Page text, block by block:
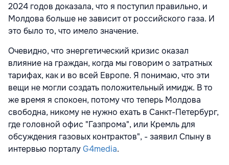
2024 годов доказала, что я поступил правильно, и
Молдова больше не зависит от российского газа. И
это было то, что имело значение.
Очевидно, что энергетический кризис оказал
влияние на граждан, когда мы говорим о затратных
тарифах, как и во всей Европе. Я понимаю, что эти
вещи не могли создать положительный имидж. В то
же время я спокоен, потому что теперь Молдова
свободна, никому не нужно ехать в Санкт-Петербург,
где головной офис "Газпрома", или Кремль для
обсуждения газовых контрактов", - заявил Спыну в
интервью порталуG4media.